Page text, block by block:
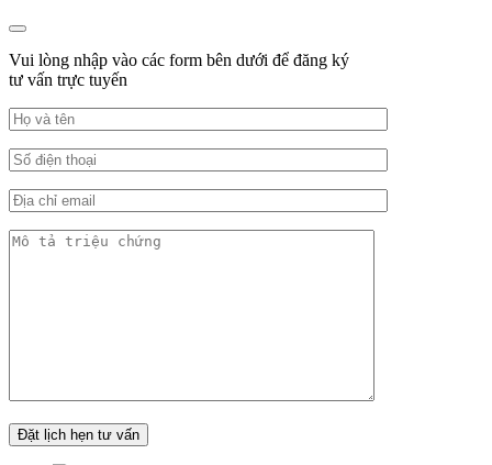
Vui lòng nhập vào các form bên dưới để đăng ký
tư vấn trực tuyến